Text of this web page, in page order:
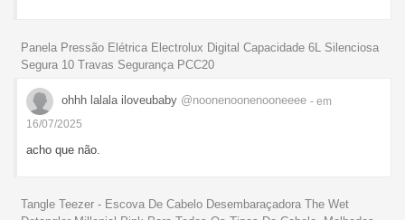
Panela Pressão Elétrica Electrolux Digital Capacidade 6L Silenciosa
Segura 10 Travas Segurança PCC20
ohhh lalala iloveubaby @noonenoonenooneeee - em
16/07/2025
acho que não.
Tangle Teezer - Escova De Cabelo Desembaraçadora The Wet